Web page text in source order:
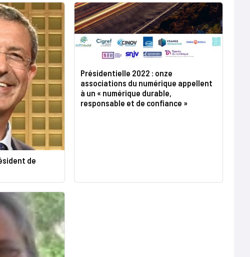
de
Présidentielle 2022 : onze
associations du numérique appellent
à un « numérique durable,
responsable et de confiance »